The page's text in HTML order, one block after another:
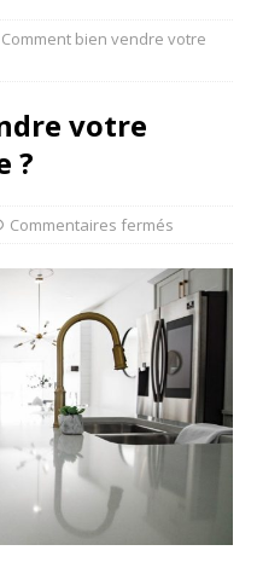
Comment bien vendre votre
votre
?
Commentaires fermés